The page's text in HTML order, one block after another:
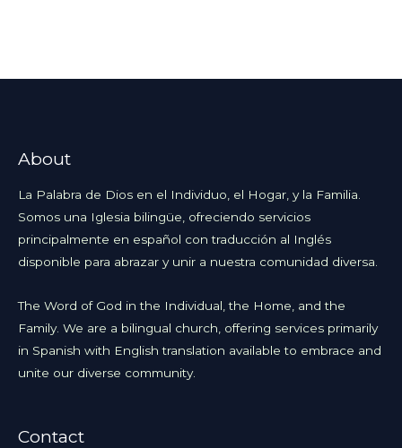
About
La Palabra de Dios en el Individuo, el Hogar, y la Familia.
Somos una Iglesia bilingüe, ofreciendo servicios
principalmente en español con traducción al Inglés
disponible para abrazar y unir a nuestra comunidad diversa.
The Word of God in the Individual, the Home, and the
Family. We are a bilingual church, offering services primarily
in Spanish with English translation available to embrace and
unite our diverse community.
Contact